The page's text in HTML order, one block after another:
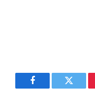
Facebook Twitter